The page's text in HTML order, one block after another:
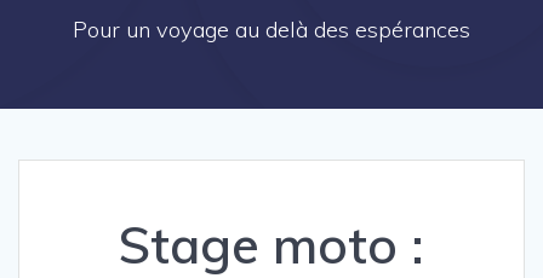
Pour un voyage au delà des espérances
Stage moto :